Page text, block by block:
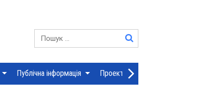
Публічна інформація Проекти рішень сесій